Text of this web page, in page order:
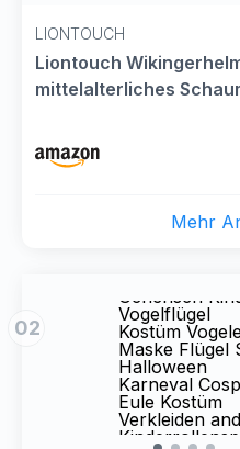
LIONTOUCH
Liontouch
mittelalterliches
Sichere Spielwaffen &
Verkleidungen &
Mehr
02
Generisch
Vogelflügel
Kostüm
Maske Flügel
Halloween
Karneval
Eule Kostüm
Verkleiden and